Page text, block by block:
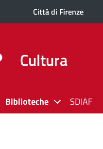
Città di Firenze
Cultura
Biblioteche SDIAF